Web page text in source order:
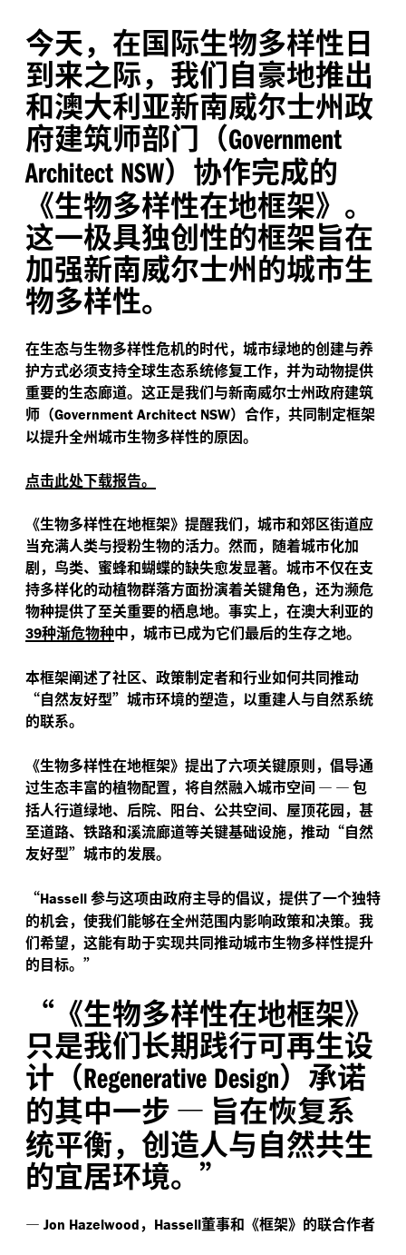
今天，在国际生物多样性日
到来之际，我们自豪地推出
和澳大利亚新南威尔士州政
府建筑师部门（Government
Architect NSW）协作完成的
《生物多样性在地框架》。
这一极具独创性的框架旨在
加强新南威尔士州的城市生
物多样性。
在生态与生物多样性危机的时代，城市绿地的创建与养
护方式必须支持全球生态系统修复工作，并为动物提供
重要的生态廊道。这正是我们与新南威尔士州政府建筑
师（Government Architect NSW）合作，共同制定框架
以提升全州城市生物多样性的原因。
点击此处下载报告。
《生物多样性在地框架》提醒我们，城市和郊区街道应
当充满人类与授粉生物的活力。然而，随着城市化加
剧，鸟类、蜜蜂和蝴蝶的缺失愈发显著。城市不仅在支
持多样化的动植物群落方面扮演着关键角色，还为濒危
物种提供了至关重要的栖息地。事实上，在澳大利亚的
39种渐危物种中，城市已成为它们最后的生存之地。
本框架阐述了社区、政策制定者和行业如何共同推动
“自然友好型”城市环境的塑造，以重建人与自然系统
的联系。
《生物多样性在地框架》提出了六项关键原则，倡导通
过生态丰富的植物配置，将自然融入城市空间 — —包
括人行道绿地、后院、阳台、公共空间、屋顶花园，甚
至道路、铁路和溪流廊道等关键基础设施，推动“自然
友好型”城市的发展。
“Hassell 参与这项由政府主导的倡议，提供了一个独特
的机会，使我们能够在全州范围内影响政策和决策。我
们希望，这能有助于实现共同推动城市生物多样性提升
的目标。”
“ 《生物多样性在地框架》
只是我们长期践行可再生设
计（Regenerative Design）承诺
的其中一步— 旨在恢复系
统平衡，创造人与自然共生
的宜居环境。”
— Jon Hazelwood ， Hassell董事和《框架》的联合作者